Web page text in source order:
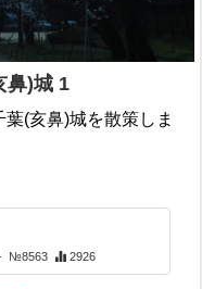
鼻)城 1
(亥鼻)城を散策しま
№8563 2926